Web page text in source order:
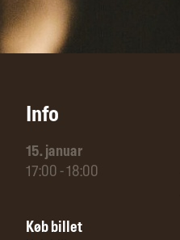
Info
15. januar
17:00 - 18:00
Køb billet